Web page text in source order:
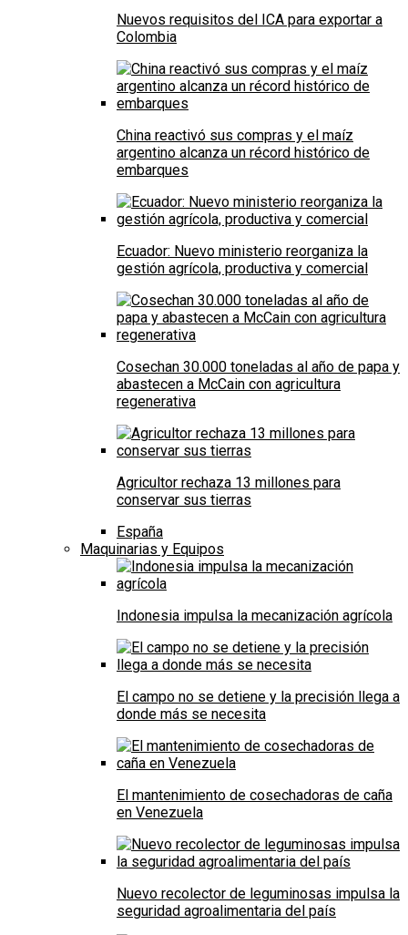
Nuevos requisitos del ICA para exportar a
Colombia
China reactivó sus compras y el maíz
argentino alcanza un récord histórico de
embarques
Ecuador: Nuevo ministerio reorganiza la
gestión agrícola, productiva y comercial
Cosechan 30.000 toneladas al año de papa y
abastecen a McCain con agricultura
regenerativa
Agricultor rechaza 13 millones para
conservar sus tierras
España
Maquinarias y Equipos
Indonesia impulsa la mecanización agrícola
El campo no se detiene y la precisión llega a
donde más se necesita
El mantenimiento de cosechadoras de caña
en Venezuela
Nuevo recolector de leguminosas impulsa la
seguridad agroalimentaria del país